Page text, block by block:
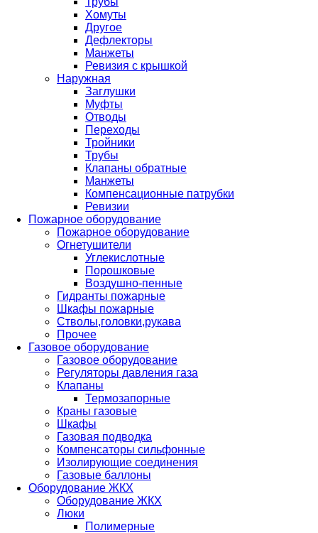
Хомуты
Другое
Дефлекторы
Манжеты
Ревизия с крышкой
Наружная
Заглушки
Муфты
Отводы
Переходы
Тройники
Трубы
Клапаны обратные
Манжеты
Компенсационные патрубки
Ревизии
Пожарное оборудование
Пожарное оборудование
Огнетушители
Углекислотные
Порошковые
Воздушно-пенные
Гидранты пожарные
Шкафы пожарные
Стволы,головки,рукава
Прочее
Газовое оборудование
Газовое оборудование
Регуляторы давления газа
Клапаны
Термозапорные
Краны газовые
Шкафы
Газовая подводка
Компенсаторы сильфонные
Изолирующие соединения
Газовые баллоны
Оборудование ЖКХ
Оборудование ЖКХ
Люки
Полимерные